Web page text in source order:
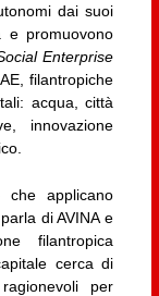
dai suoi
e promuovono
Enterprise
filantropiche
acqua, città
innovazione
che applicano
di AVINA e
filantropica
cerca di
per